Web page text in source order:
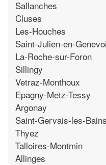
Sallanches
Cluses
Les-Houches
Saint-Julien-en-
La-Roche-sur-Foron
Sillingy
Vetraz-Monthoux
Epagny-Metz-Tessy
Argonay
Saint-Gervais-les-Bains
Thyez
Talloires-Montmin
Allinges